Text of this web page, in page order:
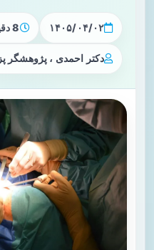
۱۴۰۵/۰۴/۰۲ 8 دقیقه
دکتر احمدی ، پژوهشگر